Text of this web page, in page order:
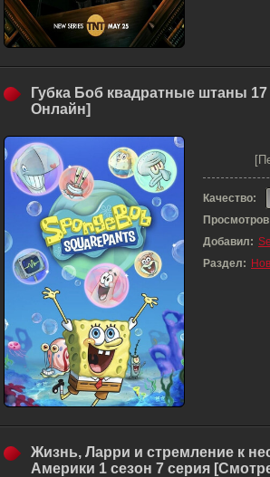
Губка Боб квадратные штаны
Онлайн]
Качество:
Добавил:
Раздел:
Жизнь, Ларри и стремление к
Америки 1 сезон 7 серия